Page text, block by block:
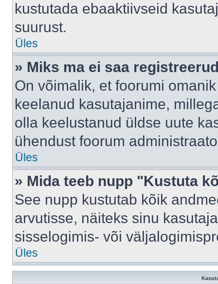
kustutada ebaaktiivseid
suurust.
Üles
» Miks ma ei saa
On võimalik, et foorumi
keelanud kasutajanime,
olla keelustanud üldse uute
ühendust foorum
Üles
» Mida teeb nupp "Kustuta
See nupp kustutab kõik
arvutisse, näiteks sinu
sisselogimis- või
Üles